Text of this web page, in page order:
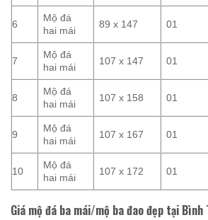
6
Mộ đá
hai mái
89 x 147 01
7
Mộ đá
hai mái
107 x 147 01
8
Mộ đá
hai mái
107 x 158 01
9
Mộ đá
hai mái
107 x 167 01
10
Mộ đá
hai mái
107 x 172 01
Giá mộ đá ba mái/mộ ba đao đẹp tại Bình